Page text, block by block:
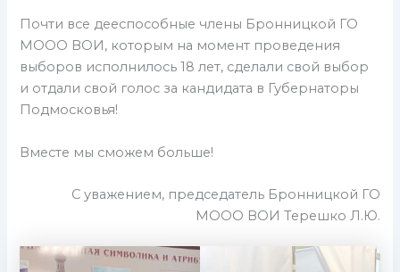
Почти все дееспособные члены Бронницкой ГО
МООО ВОИ, которым на момент проведения
выборов исполнилось 18 лет, сделали свой выбор
и отдали свой голос за кандидата в Губернаторы
Подмосковья!
Вместе мы сможем больше!
С уважением, председатель Бронницкой ГО
МООО ВОИ Терешко Л.Ю.